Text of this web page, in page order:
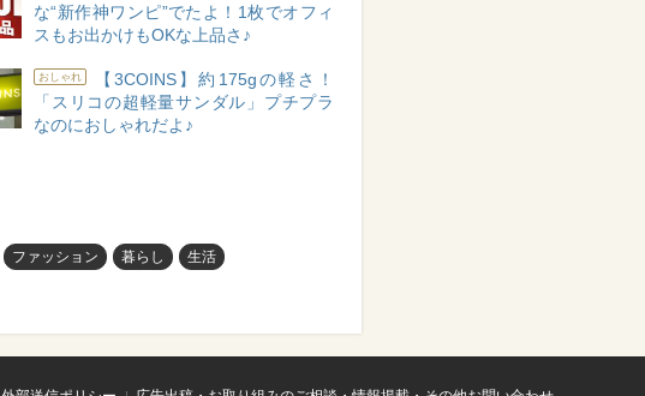
な“新作神ワンピ”でたよ！1枚でオフィ
スもお出かけもOKな上品さ♪
おしゃれ
【3COINS】約175gの軽さ！
「スリコの超軽量サンダル」プチプラ
なのにおしゃれだよ♪
ファッション 暮らし 生活